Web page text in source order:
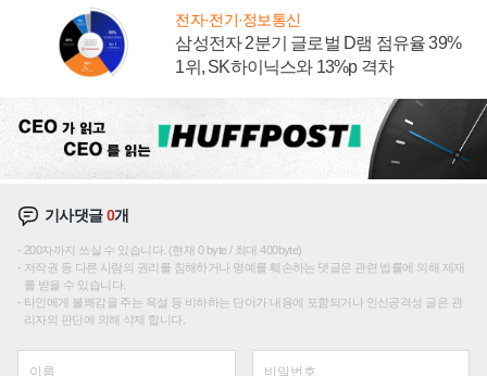
전자·전기·정보통신
삼성전자 2분기 글로벌 D램 점유율 39%
1위, SK하이닉스와 13%p 격차
기사댓글0개
200자까지 쓰실 수 있습니다. (현재 0 byte / 최대 400byte)
저작권 등 다른 사람의 권리를 침해하거나 명예를 훼손하는 댓글은 관련 법률에 의해 제재
를 받을 수 있습니다.
타인에게 불쾌감을 주는 욕설 등 비하하는 단어가 내용에 포함되거나 인신공격성 글은 관
리자의 판단에 의해 삭제 합니다.